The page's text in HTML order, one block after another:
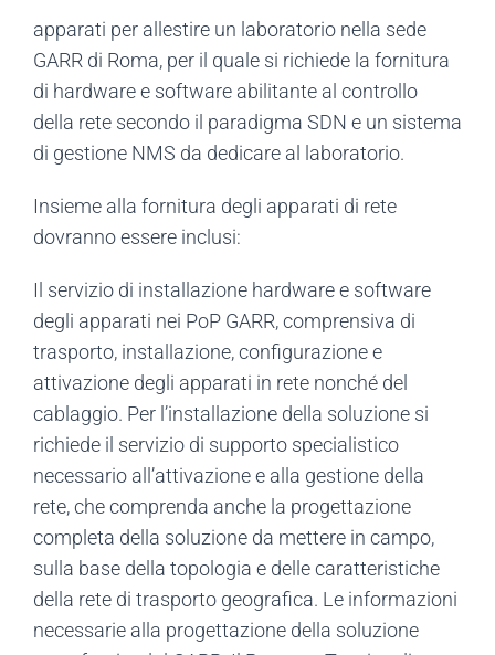
apparati per allestire un laboratorio nella sede
GARR di Roma, per il quale si richiede la fornitura
di hardware e software abilitante al controllo
della rete secondo il paradigma SDN e un sistema
di gestione NMS da dedicare al laboratorio.
Insieme alla fornitura degli apparati di rete
dovranno essere inclusi:
Il servizio di installazione hardware e software
degli apparati nei PoP GARR, comprensiva di
trasporto, installazione, configurazione e
attivazione degli apparati in rete nonché del
cablaggio. Per l’installazione della soluzione si
richiede il servizio di supporto specialistico
necessario all’attivazione e alla gestione della
rete, che comprenda anche la progettazione
completa della soluzione da mettere in campo,
sulla base della topologia e delle caratteristiche
della rete di trasporto geografica. Le informazioni
necessarie alla progettazione della soluzione